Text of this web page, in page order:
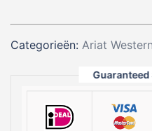
Men
aantal
Categorieën: Ariat
Guaranteed